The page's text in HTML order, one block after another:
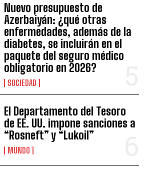
Nuevo presupuesto de
Azerbaiyán: ¿qué otras
enfermedades, además de la
diabetes, se incluirán en el
paquete del seguro médico
obligatorio en 2026?
SOCIEDAD
El Departamento del Tesoro
de EE. UU. impone sanciones a
“Rosneft” y “Lukoil”
MUNDO